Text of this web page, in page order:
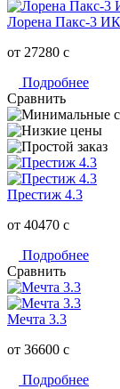
Лорена Пакс-3
от 27280 c
Подробнее
Сравнить
Престиж 4.3
от 40470 c
Подробнее
Сравнить
Мечта 3.3
от 36600 c
Подробнее